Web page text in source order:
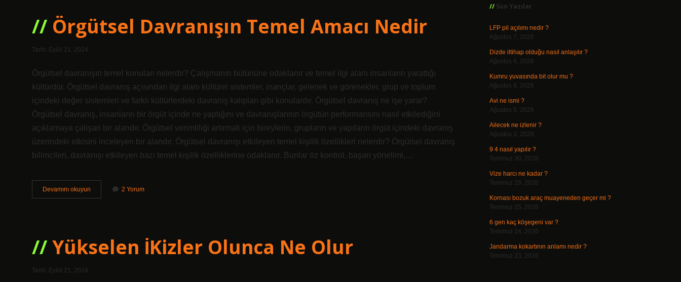
Hızlı
Fikir
Durağı
Yazılar
Örgütsel Davranışın Temel Amacı Nedir
Tarih: Eylül 21, 2024
Örgütsel davranışın temel konuları nelerdir? Çalışmanın bütününe odaklanır ve temel ilgi alanı insanların yarattığı
kültürdür. Örgütsel davranış açısından ilgi alanı kültürel sistemler, inançlar, gelenek ve görenekler, grup ve toplum
içindeki değer sistemleri ve farklı kültürlerdeki davranış kalıpları gibi konulardır. Örgütsel davranış ne işe yarar?
Örgütsel davranış, insanların bir örgüt içinde ne yaptığını ve davranışlarının örgütün performansını nasıl etkilediğini
açıklamaya çalışan bir alandır. Örgütsel verimliliği artırmak için bireylerin, grupların ve yapıların örgüt içindeki davranış
üzerindeki etkisini inceleyen bir alandır. Örgütsel davranışı etkileyen temel kişilik özellikleri nelerdir? Örgütsel davranış
bilimcileri, davranışı etkileyen bazı temel kişilik özelliklerine odaklanır. Bunlar öz kontrol, başarı yönelimi,…
Devamını okuyun Örgütsel
Davranışın
2 Yorum
Yükselen İKizler Olunca Ne Olur
Tarih: Eylül 21, 2024
Son Yazılar
LFP pil açılımı nedir ?
Ağustos 7, 2026
Dizde iltihap olduğu nasıl anlaşılır ?
Ağustos 6, 2026
Kumru yuvasında bit olur mu ?
Ağustos 6, 2026
Avi ne ismi ?
Ağustos 5, 2026
Ailecek ne izlenir ?
Ağustos 3, 2026
9 4 nasıl yapılır ?
Temmuz 30, 2026
Vize harcı ne kadar ?
Temmuz 29, 2026
Kornası bozuk araç muayeneden geçer mi ?
Temmuz 25, 2026
6 gen kaç köşegeni var ?
Temmuz 24, 2026
Jandarma kokartının anlamı nedir ?
Temmuz 23, 2026